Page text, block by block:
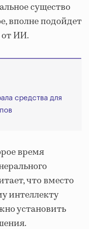
существо
вполне подойдет
от ИИ.
средства для
время
что вместо
интеллекту
установить